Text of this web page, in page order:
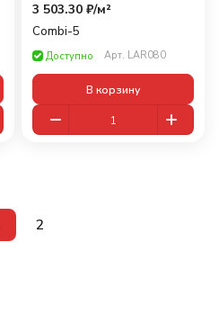
3 503.30 ₽/м²
Combi-5
Доступно Арт. LAR080
В корзину
2